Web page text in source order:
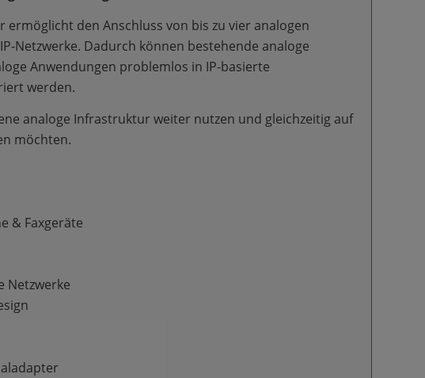
ermöglicht den Anschluss von bis zu vier analogen
Netzwerke. Dadurch können bestehende analoge
Anwendungen problemlos in IP-basierte
werden.
analoge Infrastruktur weiter nutzen und gleichzeitig auf
möchten.
& Faxgeräte
Netzwerke